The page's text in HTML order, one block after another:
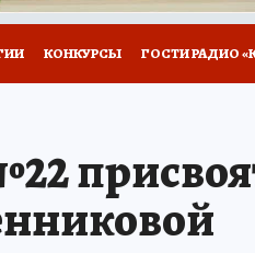
КОНКУРСЫ ГОСТИ РАДИО
ОТДЫХ В РОССИИ
НАСТОЯЩИЕ ЛЮДИ